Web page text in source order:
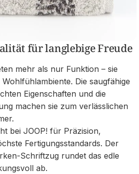
für langlebige Freude
mehr als nur Funktion – sie
Die saugfähige
Eigenschaften und die
machen sie zum verlässlichen
bei JOOP! für Präzision,
Fertigungsstandards. Der
Schriftzug rundet das edle
ab.